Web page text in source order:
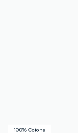
100% Cotone